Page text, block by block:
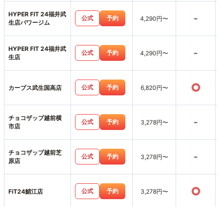
HYPER FIT 24福井武
生店パワージム
公式 予約 4,290円〜 -
HYPER FIT 24福井武
生店
公式 予約 4,290円〜 -
カーブス武生国高店 公式 予約 6,820円〜 ○
チョコザップ越前横
市店
公式 予約 3,278円〜 -
チョコザップ越前芝
原店
公式 予約 3,278円〜 -
FiT24鯖江店 公式 予約 3,278円〜 ○